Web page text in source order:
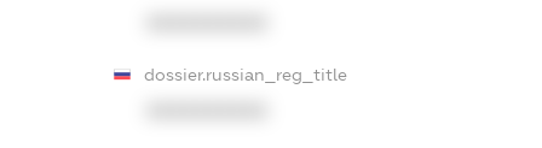
dossier.russian_reg_title